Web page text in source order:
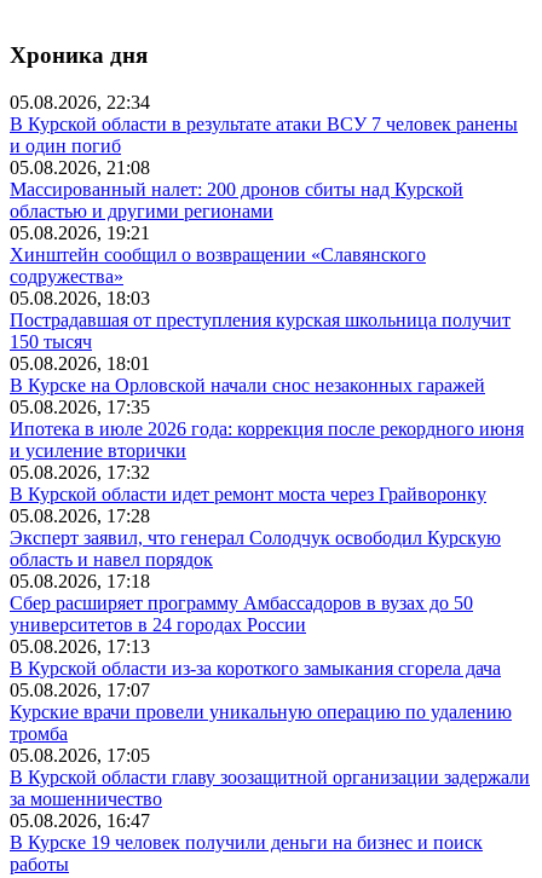
Хроника дня
05.08.2026, 22:34
В Курской области в результате атаки ВСУ 7 человек ранены
и один погиб
05.08.2026, 21:08
Массированный налет: 200 дронов сбиты над Курской
областью и другими регионами
05.08.2026, 19:21
Хинштейн сообщил о возвращении «Славянского
содружества»
05.08.2026, 18:03
Пострадавшая от преступления курская школьница получит
150 тысяч
05.08.2026, 18:01
В Курске на Орловской начали снос незаконных гаражей
05.08.2026, 17:35
Ипотека в июле 2026 года: коррекция после рекордного июня
и усиление вторички
05.08.2026, 17:32
В Курской области идет ремонт моста через Грайворонку
05.08.2026, 17:28
Эксперт заявил, что генерал Солодчук освободил Курскую
область и навел порядок
05.08.2026, 17:18
Сбер расширяет программу Амбассадоров в вузах до 50
университетов в 24 городах России
05.08.2026, 17:13
В Курской области из-за короткого замыкания сгорела дача
05.08.2026, 17:07
Курские врачи провели уникальную операцию по удалению
тромба
05.08.2026, 17:05
В Курской области главу зоозащитной организации задержали
за мошенничество
05.08.2026, 16:47
В Курске 19 человек получили деньги на бизнес и поиск
работы